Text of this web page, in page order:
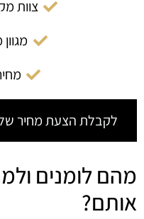
צוות
לקבלת הצעת מחיר
מהם לומנים
אותם?